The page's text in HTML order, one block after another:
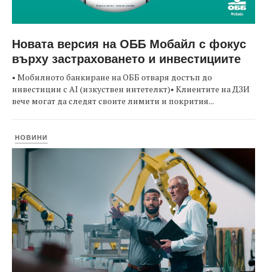
Новата версия на ОББ Мобайл с фокус
върху застраховането и инвестициите
• Мобилното банкиране на ОББ отваря достъп до
инвестиции с AI (изкуствен интетелкт)• Клиентите на ДЗИ
вече могат да следят своите лимити и покрития...
НОВИНИ